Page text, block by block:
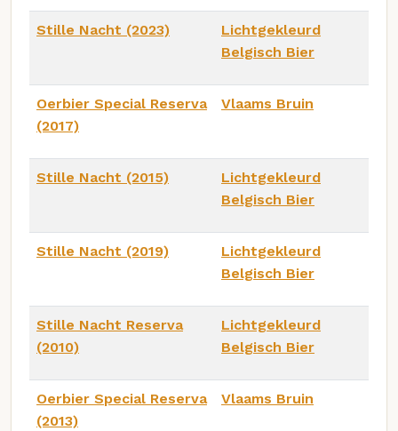
Stille Nacht (2023)
Lichtgekleurd
Belgisch Bier
Oerbier Special Reserva
(2017)
Vlaams Bruin
Stille Nacht (2015)
Lichtgekleurd
Belgisch Bier
Stille Nacht (2019)
Lichtgekleurd
Belgisch Bier
Stille Nacht Reserva
(2010)
Lichtgekleurd
Belgisch Bier
Oerbier Special Reserva
(2013)
Vlaams Bruin